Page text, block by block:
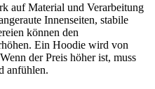
auf Material und Verarbeitung
Innenseiten, stabile
können den
Ein Hoodie wird von
der Preis höher ist, muss
anfühlen.